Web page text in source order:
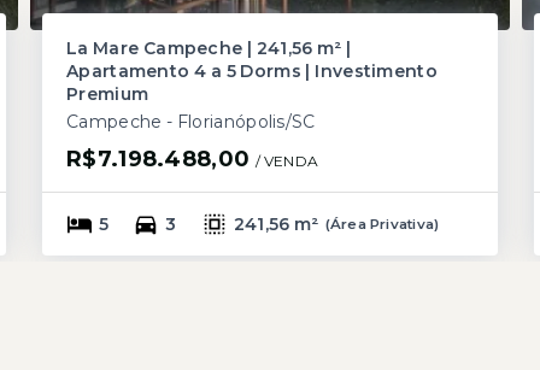
La Mare Campeche | 241,56 m² |
Apartamento 4 a 5 Dorms | Investimento
Premium
Campeche - Florianópolis/SC
R$7.198.488,00 / VENDA
5 3 241,56 m² (Área Privativa)